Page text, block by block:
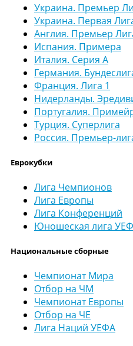
Украина. Премьер
Украина. Первая
Англия. Премьер
Испания. Примера
Италия. Серия А
Германия.
Франция. Лига 1
Нидерланды.
Португалия.
Турция. Суперлига
Россия. Премьер-
Еврокубки
Лига Чемпионов
Лига Европы
Лига Конференций
Юношеская лига
Национальные сборные
Чемпионат Мира
Отбор на ЧМ
Чемпионат Европы
Отбор на ЧЕ
Лига Наций УЕФА